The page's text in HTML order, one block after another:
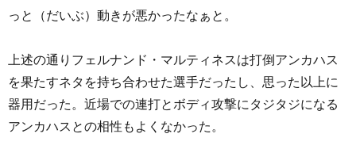
っと（だいぶ）動きが悪かったなぁと。
上述の通りフェルナンド・マルティネスは打倒アンカハス
を果たすネタを持ち合わせた選手だったし、思った以上に
器用だった。近場での連打とボディ攻撃にタジタジになる
アンカハスとの相性もよくなかった。